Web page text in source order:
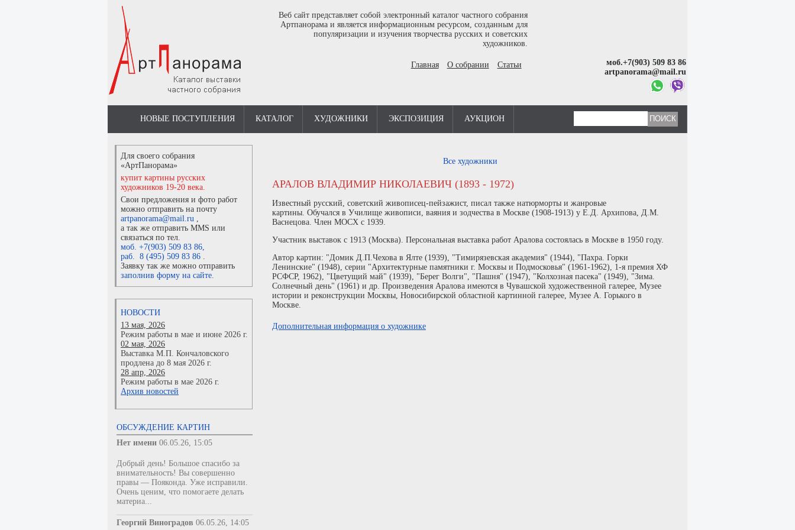
Веб сайт представляет собой электронный каталог частного собрания
Артпанорама и является информационным ресурсом, созданным для
популяризации и изучения творчества русских и советских
художников.
Главная О собрании Статьи
моб.+7(903) 509 83 86
artpanorama@mail.ru
НОВЫЕ ПОСТУПЛЕНИЯ КАТАЛОГ ХУДОЖНИКИ ЭКСПОЗИЦИЯ АУКЦИОН
Для своего собрания
«АртПанорама»
купит картины русских
художников 19-20 века.
Свои предложения и фото работ
можно отправить на почту
artpanorama@mail.ru ,
а так же отправить MMS или
связаться по тел.
моб. +7(903) 509 83 86,
раб. 8 (495) 509 83 86 .
Заявку так же можно отправить
заполнив форму на сайте.
НОВОСТИ
13 мая, 2026
Режим работы в мае и июне 2026 г.
02 мая, 2026
Выставка М.П. Кончаловского
продлена до 8 мая 2026 г.
28 апр, 2026
Режим работы в мае 2026 г.
Архив новостей
ОБСУЖДЕНИЕ КАРТИН
Нет имени 06.05.26, 15:05
Добрый день! Большое спасибо за
внимательность! Вы совершенно
правы — Пояконда. Уже исправили.
Очень ценим, что помогаете делать
материа...
Георгий Виноградов 06.05.26, 14:05
Все художники
АРАЛОВ ВЛАДИМИР НИКОЛАЕВИЧ (1893 - 1972)
Известный русский, советский живописец-пейзажист, писал также натюрморты и жанровые
картины. Обучался в Училище живописи, ваяния и зодчества в Москве (1908-1913) у Е.Д. Архипова, Д.М.
Васнецова. Член МОСХ с 1939.
Участник выставок с 1913 (Москва). Персональная выставка работ Аралова состоялась в Москве в 1950 году.
Автор картин: "Домик Д.П.Чехова в Ялте (1939), "Тимирязевская академия" (1944), "Пахра. Горки
Ленинские" (1948), серии "Архитектурные памятники г. Москвы и Подмосковья" (1961-1962), 1-я премия ХФ
РСФСР, 1962), "Цветущий май" (1939), "Берег Волги", "Пашня" (1947), "Колхозная пасека" (1949), "Зима.
Солнечный день" (1961) и др. Произведения Аралова имеются в Чувашской художественной галерее, Музее
истории и реконструкции Москвы, Новосибирской областной картинной галерее, Музее А. Горького в
Москве.
Дополнительная информация о художнике